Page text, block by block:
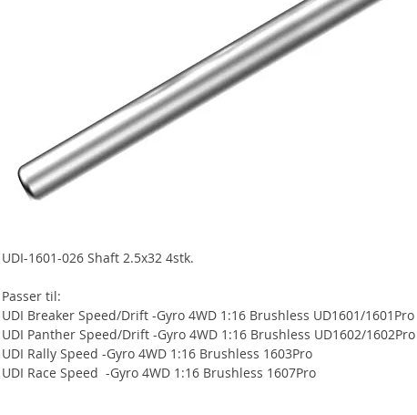
UDI-1601-026 Shaft 2.5x32 4stk.
Passer til:
UDI Breaker Speed/Drift -Gyro 4WD 1:16 Brushless UD1601/1601Pro
UDI Panther Speed/Drift -Gyro 4WD 1:16 Brushless UD1602/1602Pro
UDI Rally Speed -Gyro 4WD 1:16 Brushless 1603Pro
UDI Race Speed -Gyro 4WD 1:16 Brushless 1607Pro